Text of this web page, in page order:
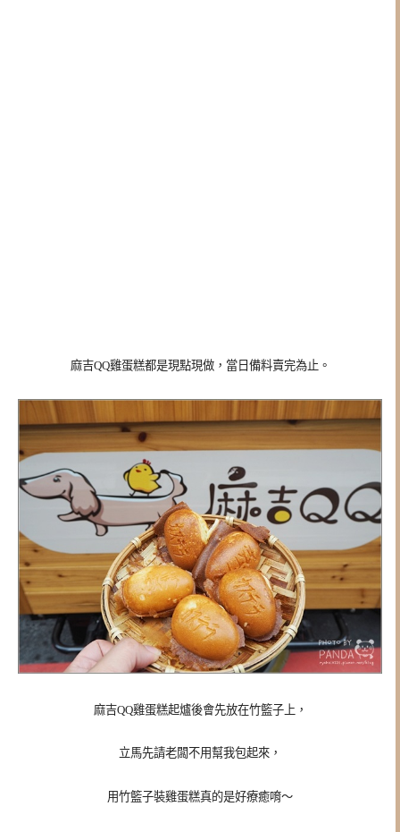
麻吉QQ雞蛋糕都是現點現做， 當日備料賣完為止。
麻吉QQ雞蛋糕起爐後會先放在竹籃子上，
立馬先請老闆不用幫我包起來，
用竹籃子裝雞蛋糕真的是好療癒唷～